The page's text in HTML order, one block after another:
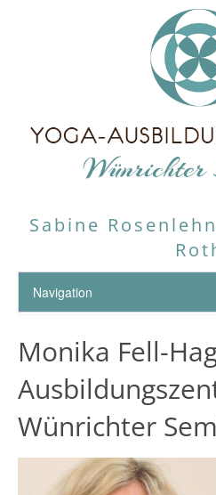
Sabine
Monika Fell-
Wünrichter